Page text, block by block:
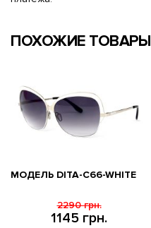
ПОХОЖИЕ ТОВАРЫ
МОДЕЛЬ DITA-C66-WHITE
1145 грн.
2290 грн.